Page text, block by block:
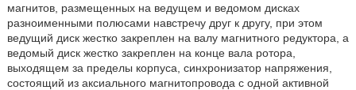
магнитов, размещенных на ведущем и ведомом дисках
разноименными полюсами навстречу друг к другу, при этом
ведущий диск жестко закреплен на валу магнитного редуктора, а
ведомый диск жестко закреплен на конце вала ротора,
выходящем за пределы корпуса, синхронизатор напряжения,
состоящий из аксиального магнитопровода с одной активной